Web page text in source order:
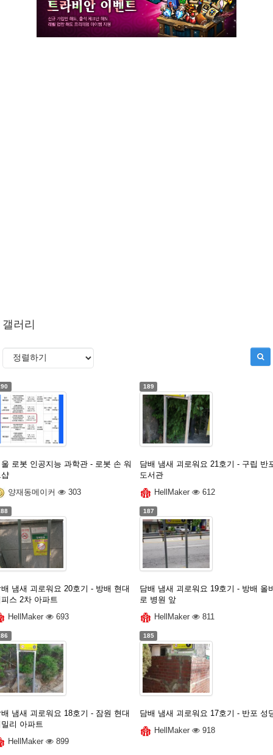
갤러리
울 로봇 인공지능 과학관 - 로봇 손 워
양재동메이커
303
189
담배 냄새 괴로워요 21호기 - 구립 반
도서관
HellMaker
612
배 냄새 괴로워요 20호기 - 방배 현대
스 2차 아파트
HellMaker
693
187
담배 냄새 괴로워요 19호기 - 방배 올
로 병원 앞
HellMaker
811
배 냄새 괴로워요 18호기 - 잠원 현대
리 아파트
HellMaker
899
185
담배 냄새 괴로워요 17호기 - 반포 성
HellMaker
918